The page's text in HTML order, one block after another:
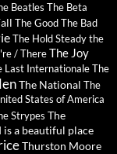
Beatles The Beta
The Good The Bad
The Hold Steadythe
/ ThereThe Joy
Last InternationaleThe
The National The
States of America
Strypes The
a beautiful place
Thurston Moore